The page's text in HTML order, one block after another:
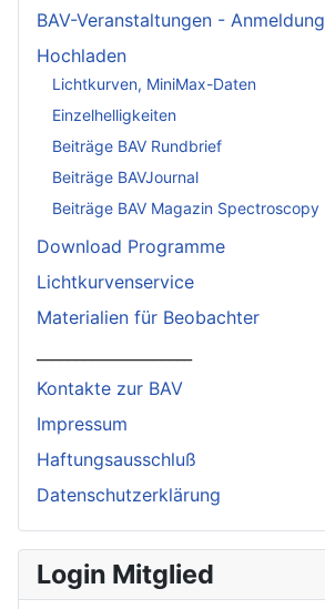
BAV-Veranstaltungen - Anmeldung
Hochladen
Lichtkurven, MiniMax-Daten
Einzelhelligkeiten
Beiträge BAV Rundbrief
Beiträge BAVJournal
Beiträge BAV Magazin Spectroscopy
Download Programme
Lichtkurvenservice
Materialien für Beobachter
Kontakte zur BAV
Impressum
Haftungsausschluß
Datenschutzerklärung
Login Mitglied